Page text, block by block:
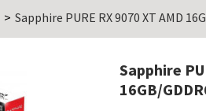
Sapphire PURE RX 9070 XT AMD
Sapphire
16GB/